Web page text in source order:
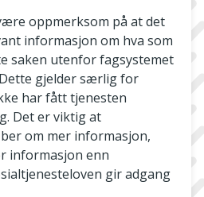
oppmerksom på at det
informasjon om hva som
saken utenfor fagsystemet
gjelder særlig for
har fått tjenesten
Det er viktig at
om mer informasjon,
informasjon enn
gir adgang